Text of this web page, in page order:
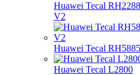
Huawei Tecal
V2
Huawei Tecal
Huawei Tecal L2800